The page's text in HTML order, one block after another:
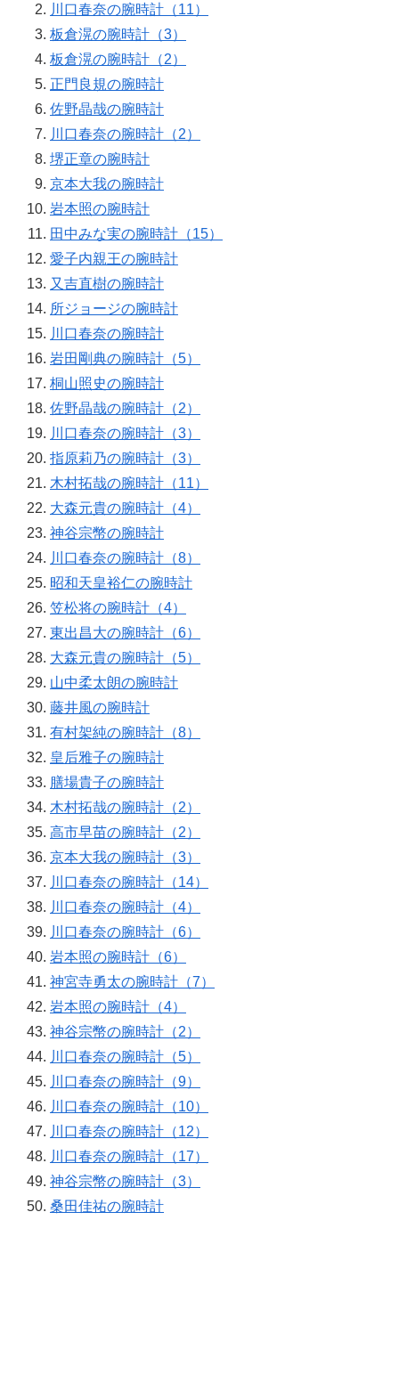
川口春奈の腕時計（11）
板倉滉の腕時計（3）
板倉滉の腕時計（2）
正門良規の腕時計
佐野晶哉の腕時計
川口春奈の腕時計（2）
堺正章の腕時計
京本大我の腕時計
岩本照の腕時計
田中みな実の腕時計（15）
愛子内親王の腕時計
又吉直樹の腕時計
所ジョージの腕時計
川口春奈の腕時計
岩田剛典の腕時計（5）
桐山照史の腕時計
佐野晶哉の腕時計（2）
川口春奈の腕時計（3）
指原莉乃の腕時計（3）
木村拓哉の腕時計（11）
大森元貴の腕時計（4）
神谷宗幣の腕時計
川口春奈の腕時計（8）
昭和天皇裕仁の腕時計
笠松将の腕時計（4）
東出昌大の腕時計（6）
大森元貴の腕時計（5）
山中柔太朗の腕時計
藤井風の腕時計
有村架純の腕時計（8）
皇后雅子の腕時計
膳場貴子の腕時計
木村拓哉の腕時計（2）
高市早苗の腕時計（2）
京本大我の腕時計（3）
川口春奈の腕時計（14）
川口春奈の腕時計（4）
川口春奈の腕時計（6）
岩本照の腕時計（6）
神宮寺勇太の腕時計（7）
岩本照の腕時計（4）
神谷宗幣の腕時計（2）
川口春奈の腕時計（5）
川口春奈の腕時計（9）
川口春奈の腕時計（10）
川口春奈の腕時計（12）
川口春奈の腕時計（17）
神谷宗幣の腕時計（3）
桑田佳祐の腕時計